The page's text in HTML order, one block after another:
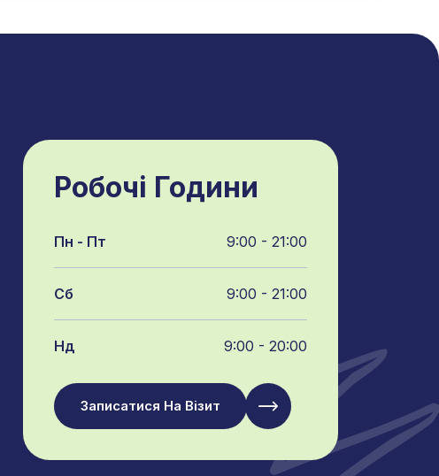
Робочі Години
Пн - Пт 9:00 - 21:00
Сб 9:00 - 21:00
Нд 9:00 - 20:00
Записатися На Візит